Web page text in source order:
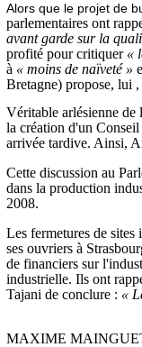
Alors que le projet de
parlementaires ont
avant garde sur la
profité pour critiquer «
à « moins de naïveté »
Bretagne) propose, lui ,
Véritable arlésienne
la création d'un
arrivée tardive. Ainsi,
Cette discussion au
dans la production
2008.
Les fermetures de
ses ouvriers à
de financiers sur
industrielle. Ils ont
Tajani de conclure : «
MAXIME